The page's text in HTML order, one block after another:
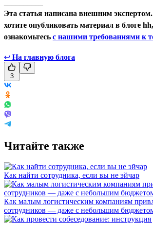
Эта статья написана внешним
хотите опубликовать материал в блоге
ознакомьтесь с нашими требованиями к
↩ На главную блога
3
Читайте также
Как найти сотрудника, если вы не эйчар
Как малым логистическим компаниям
сотрудников — даже с небольшим